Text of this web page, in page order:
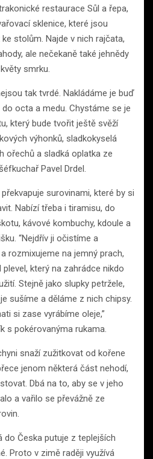
restaurace Sůl a řepa,
sklenice, které jsou
stolům. Najde v nich rajčata,
ale nečekaně také jehnědy
smrku.
tak tvrdé. Nakládáme je buď
octa a medu. Chystáme se je
který bude tvořit ještě svěží
výhonků, sladkokyselá
ořechů a sladká oplatka ze
Pavel Drdel.
surovinami, které by si
Nabízí třeba i tiramisu, do
kávové kombuchy, kdoule a
“Nejdřív ji očistíme a
rozmixujeme na jemný prach,
který na zahrádce nikdo
Stejně jako slupky petržele,
sušíme a děláme z nich chipsy.
si zase vyrábíme oleje,”
s pokérovanýma rukama.
snaží zužitkovat od kořene
jenom některá část nehodí,
Dbá na to, aby se v jeho
a vařilo se převážně ze
do Česka putuje z teplejších
Proto v zimě raději využívá